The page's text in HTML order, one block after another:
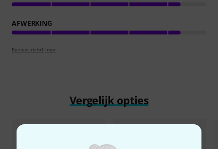
AFWERKING
Review richtlijnen
Vergelijk opties